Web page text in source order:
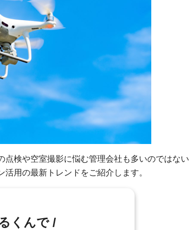
検や空室撮影に悩む管理会社も多いのではない
用の最新トレンドをご紹介します。
くんで /